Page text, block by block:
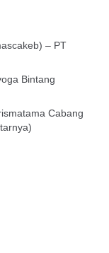
– PT
Bintang
Cabang